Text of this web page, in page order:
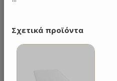
Σχετικά προϊόντα